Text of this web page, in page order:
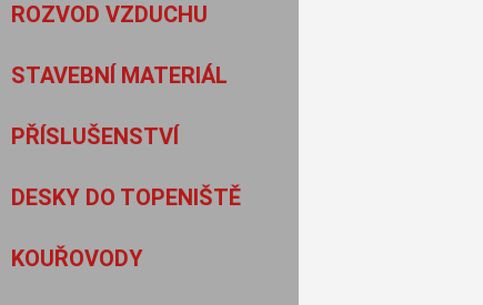
ROZVOD VZDUCHU
STAVEBNÍ MATERIÁL
PŘÍSLUŠENSTVÍ
DESKY DO TOPENIŠTĚ
KOUŘOVODY